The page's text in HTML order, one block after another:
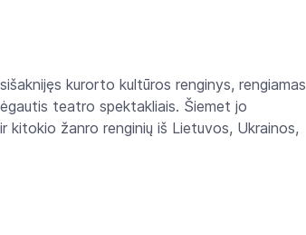
kurorto kultūros renginys, rengiamas
teatro spektakliais. Šiemet jo
kitokio žanro renginių iš Lietuvos, Ukrainos,